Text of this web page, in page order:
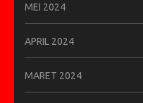
MEI 2024
APRIL 2024
MARET 2024